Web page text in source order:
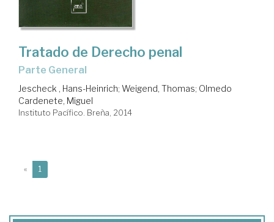
Tratado de Derecho penal
Parte General
Jescheck , Hans-Heinrich; Weigend, Thomas; Olmedo
Cardenete, Miguel
Instituto Pacífico. Breña, 2014
« 1